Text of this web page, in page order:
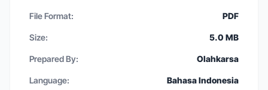
File Format: PDF
Size: 5.0 MB
Prepared By: Olahkarsa
Language: Bahasa Indonesia